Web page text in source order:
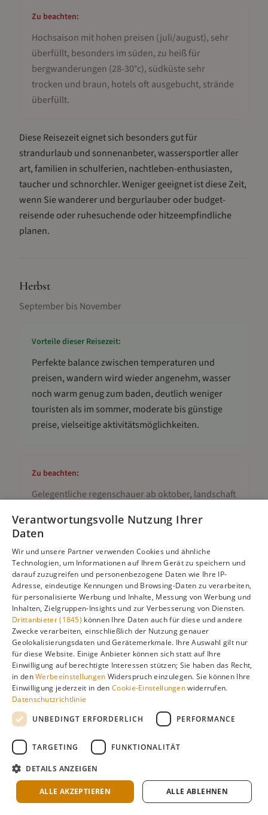
Zu beachten:
Hochsaison mit hohen preisen (juli/august), sehr
überfüllt, besonders im süden, zu heiß für
bergwanderungen (28-30°c), südküste sehr
trocken und braun, hotels oft ausgebucht, strände
überfüllt.
Diese Reisezeit eignet sich besonders gut für
strandurlaub und sonnenanbeter, wassersportler aller
art, familien in schulferien, nachtleben-enthusiasten,
taucher und schnorchler.Weniger geeignet ist diese Zeit,
wenn Sie wanderer und bergurlauber oder budget-
reisende oder ruhesuchende oder hitzeempfindliche
planen.
Herbst
September bis November
Vorteile dieser Reisezeit:
Perfekte balance zwischen temperaturen und
preisen, wandern wird wieder angenehm, wasser
noch warm genug zum baden, deutlich weniger
touristen als im sommer, moderate bis günstige
preise, vielseitige aktivitätsmöglichkeiten.
Zu beachten:
Gelegentliche regenschauer ab oktober, landschaft
sommer, wasser wird ab oktober kühler, variable
wetterbedingungen im november
Diese Reisezeit eignet sich besonders gut für
aktivurlauber und wanderer, paare für ruhigere
atmosphäre, budget-bewusste reisende, alleinreisende,
kulturinteressierte.Weniger geeignet ist diese Zeit, wenn
Sie garantiert perfektes wetter suchende oder reine
strandurlauber ab november oder hitze-liebhaber
planen.
Winter
Dezember bis Februar
Vorteile dieser Reisezeit:
Flucht vor europäischem winter, grünste
Verantwortungsvolle Nutzung Ihrer
Daten
Wir und unsere Partner verwenden Cookies und ähnliche
Technologien, um Informationen auf Ihrem Gerät zu speichern und
darauf zuzugreifen und personenbezogene Daten wie Ihre IP-
Adresse, eindeutige Kennungen und Browsing-Daten zu verarbeiten,
für personalisierte Werbung und Inhalte, Messung von Werbung und
Inhalten, Zielgruppen-Insights und zur Verbesserung von Diensten.
Drittanbieter (1845) können Ihre Daten auch für diese und andere
Zwecke verarbeiten, einschließlich der Nutzung genauer
Geolokalisierungsdaten und Gerätemerkmale. Ihre Auswahl gilt nur
für diese Website. Einige Anbieter können sich statt auf Ihre
Einwilligung auf berechtigte Interessen stützen; Sie haben das Recht,
in denWerbeeinstellungen Widerspruch einzulegen. Sie können Ihre
Einwilligung jederzeit in denCookie-Einstellungenwiderrufen.
Datenschutzrichtlinie
UNBEDINGT ERFORDERLICH
PERFORMANCE
TARGETING FUNKTIONALITÄT
DETAILS ANZEIGEN
ALLE AKZEPTIEREN ALLE ABLEHNEN